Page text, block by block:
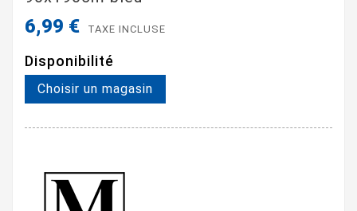
6,99 € TAXE INCLUSE
Disponibilité
Choisir un magasin